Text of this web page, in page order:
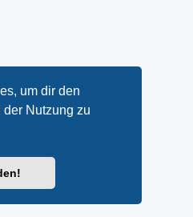
um dir den
Nutzung zu